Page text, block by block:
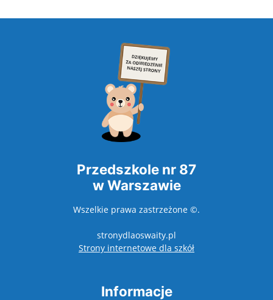
Przedszkole nr 87
w Warszawie
Wszelkie prawa zastrzeżone ©.
stronydlaoswaity.pl
Strony internetowe dla szkółotwiera się w
Informacje